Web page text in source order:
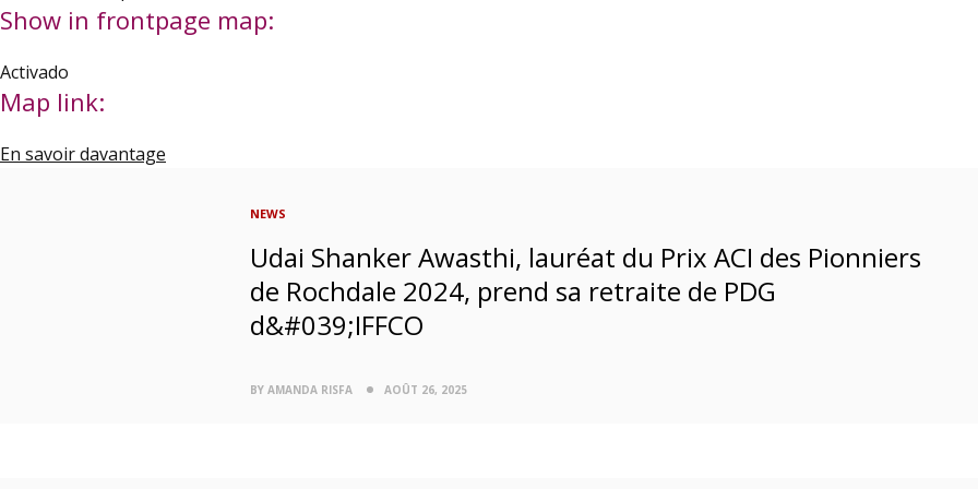
Show in frontpage map:
Activado
Map link:
En savoir davantage
NEWS
Udai Shanker Awasthi, lauréat du Prix ACI des Pionniers
de Rochdale 2024, prend sa retraite de PDG
d&#039;IFFCO
BY AMANDA RISFA AOÛT 26, 2025